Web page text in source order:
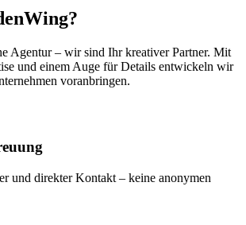
Agentur – wir sind Ihr kreativer Partner. Mit
und einem Auge für Details entwickeln wir
voranbringen.
und direkter Kontakt – keine anonymen